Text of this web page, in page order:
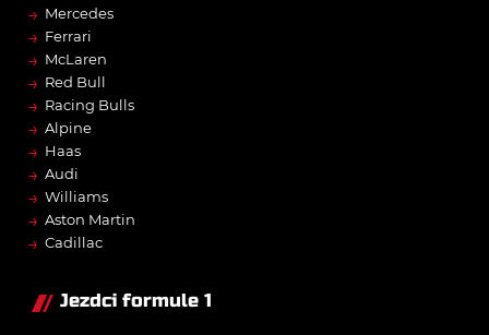
→ Mercedes
→ Ferrari
→ McLaren
→ Red Bull
→ Racing Bulls
→ Alpine
→ Haas
→ Audi
→ Williams
→ Aston Martin
→ Cadillac
Jezdci formule 1